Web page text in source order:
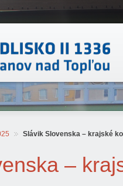
Slávik Slovenska – krajské
–